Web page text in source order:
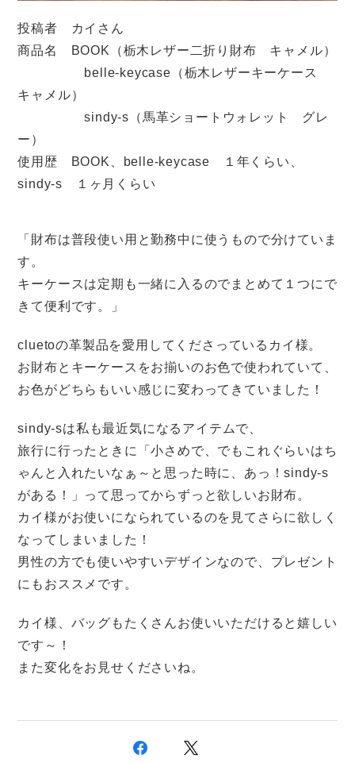
投稿者 カイさん
商品名 BOOK（栃木レザー二折り財布 キャメル）
belle-keycase（栃木レザーキーケース
キャメル）
sindy-s（馬革ショートウォレット グレ
ー）
使用歴 BOOK、belle-keycase １年くらい、
sindy-s １ヶ月くらい
「財布は普段使い用と勤務中に使うもので分けていま
す。
キーケースは定期も一緒に入るのでまとめて１つにで
きて便利です。」
cluetoの革製品を愛用してくださっているカイ様。
お財布とキーケースをお揃いのお色で使われていて、
お色がどちらもいい感じに変わってきていました！
sindy-sは私も最近気になるアイテムで、
旅行に行ったときに「小さめで、でもこれぐらいはち
ゃんと入れたいなぁ～と思った時に、あっ！sindy-s
がある！」って思ってからずっと欲しいお財布。
カイ様がお使いになられているのを見てさらに欲しく
なってしまいました！
男性の方でも使いやすいデザインなので、プレゼント
にもおススメです。
カイ様、バッグもたくさんお使いいただけると嬉しい
です～！
また変化をお見せくださいね。